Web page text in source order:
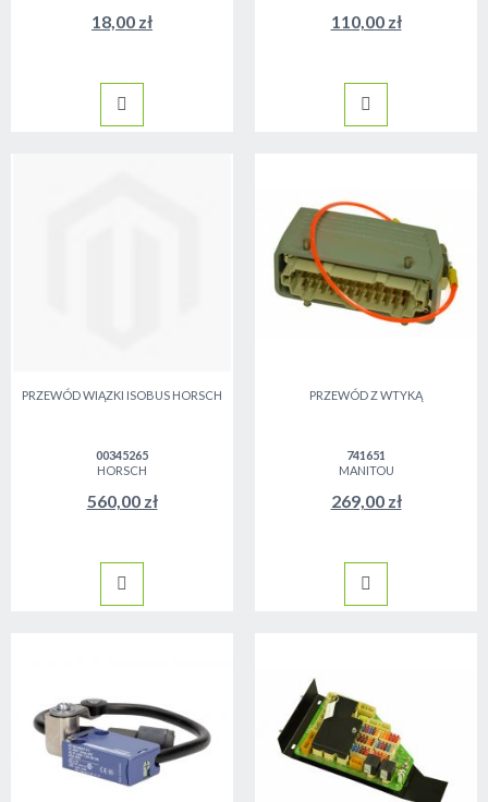
18,00 zł 110,00 zł
PRZEWÓD WIĄZKI ISOBUS HORSCH
00345265
HORSCH
560,00 zł
PRZEWÓD Z WTYKĄ
741651
MANITOU
269,00 zł